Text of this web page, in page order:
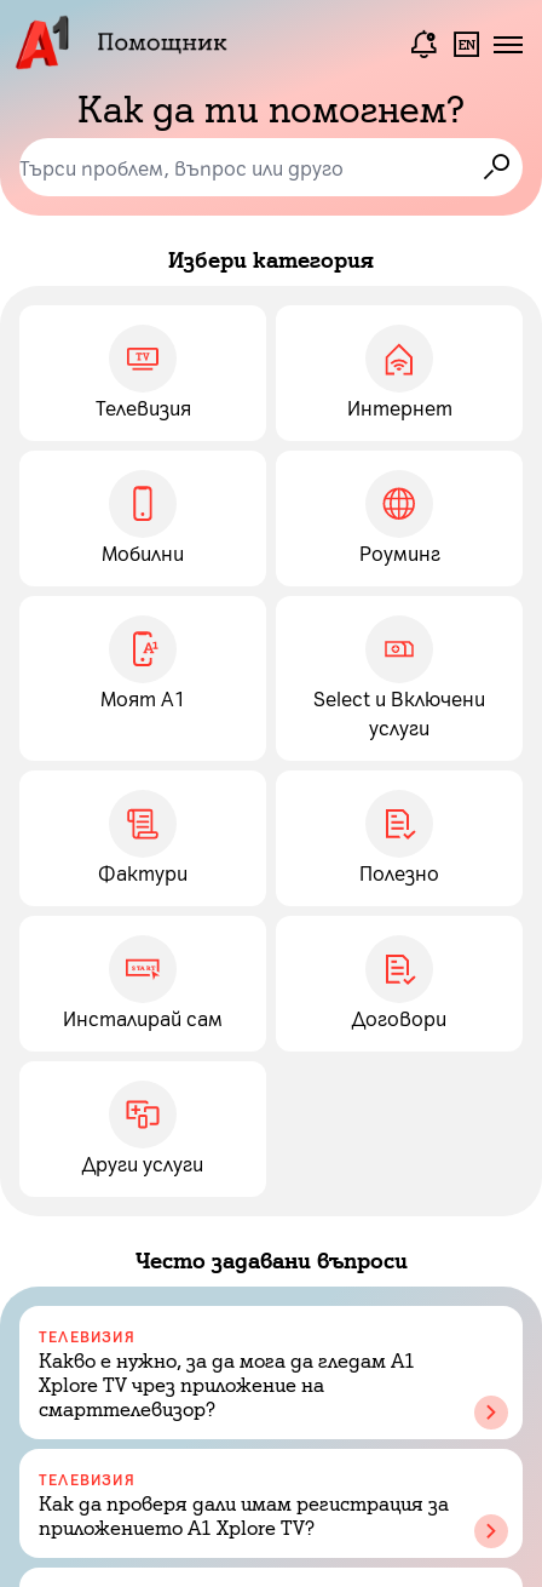
Как да ти помогнем?
Избери категория
Телевизия Интернет
Мобилни Роуминг
Моят А1
Select и Включени
услуги
Фактури Полезно
Инсталирай сам Договори
Други услуги
Често задавани въпроси
ТЕЛЕВИЗИЯ
Какво е нужно, за да мога да гледам A1
Xplore TV чрез приложение на
смарттелевизор?
ТЕЛЕВИЗИЯ
Как да проверя дали имам регистрация за
приложението A1 Xplore TV?